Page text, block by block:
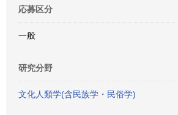
応募区分
一般
研究分野
文化人類学(含民族学・民俗学)